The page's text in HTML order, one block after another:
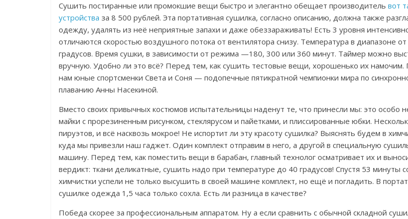
Сушить постиранные или промокшие вещи быстро и элегантно обещает производитель вот
устройства за 8 500 рублей. Эта портативная сушилка, согласно описанию, должна также
одежду, удалять из неё неприятные запахи и даже обеззараживать! Есть 3 уровня
отличаются скоростью воздушного потока от вентилятора снизу. Температура в диапазоне
градусов. Время сушки, в зависимости от режима —180, 300 или 360 минут. Таймер можно
вручную. Удобно ли это всё? Перед тем, как сушить тестовые вещи, хорошенько их намочим.
нам юные спортсменки Света и Соня — подопечные пятикратной чемпионки мира по
плаванию Анны Насекиной.
Вместо своих привычных костюмов испытательницы наденут те, что принесли мы: это особо
майки с прорезиненным рисунком, стеклярусом и пайетками, и плиссированные юбки.
пируэтов, и всё насквозь мокрое! Не испортит ли эту красоту сушилка? Выяснять будем в
куда мы привезли наш гаджет. Один комплект отправим в него, а другой в специальную
машину. Перед тем, как поместить вещи в барабан, главный технолог осматривает их и
вердикт: ткани деликатные, сушить надо при температуре до 40 градусов! Спустя 53 минуты
химчистки успели не только высушить в своей машине комплект, но ещё и погладить. В
сушилке одежда 1,5 часа только сохла. Есть ли разница в качестве?
Победа скорее за профессиональным аппаратом. Ну а если сравнить с обычной складной